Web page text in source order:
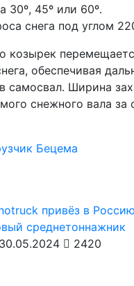
30º, 45º или 60º.
снега под углом
козырек
обеспечивая
самосвал. Ширина
снежного вала за
Бецема
привёз в Россию
среднетоннажник
30.05.2024
2420